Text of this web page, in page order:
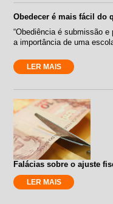
Obedecer é mais fácil do
“Obediência é submissão
a importância de uma
LER MAIS
Falácias sobre o ajuste
LER MAIS